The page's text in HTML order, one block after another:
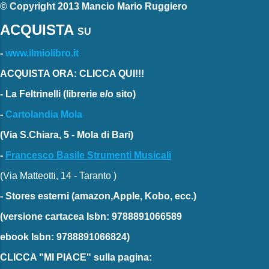
© Copyright 2013 Mancio Mario Ruggiero
ACQUISTA SU
- www.ilmiolibro.it
ACQUISTA ORA: CLICCA QUI!!!
- La Feltrinelli (librerie e/o sito)
- Cartolandia Mola
(Via S.Chiara, 5 - Mola di Bari)
- Francesco Basile Strumenti Musicali
(Via Matteotti, 14 - Taranto )
- Stores esterni (amazon,Apple, Kobo, ecc.)
(versione cartacea Isbn: 9788891066589
ebook Isbn: 9788891066824)
CLICCA "MI PIACE" sulla pagina: